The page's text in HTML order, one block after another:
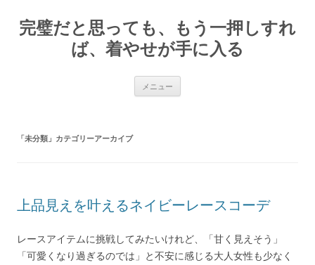
完璧だと思っても、もう一押しすれ
ば、着やせが手に入る
メニュー
「未分類 」カテゴリーアーカイブ
上品見えを叶えるネイビーレースコーデ
レースアイテムに挑戦してみたいけれど、「甘く見えそう」
「可愛くなり過ぎるのでは」と不安に感じる大人女性も少なく